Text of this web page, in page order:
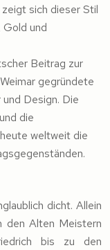
sich dieser Stil
Gold und
Beitrag zur
gegründete
Design. Die
die
weltweit die
dicht. Allein
den Alten Meistern
bis zu den